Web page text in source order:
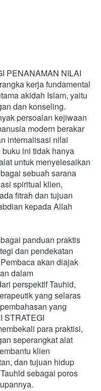
PENANAMAN NILAI
kerja fundamental
akidah Islam, yaitu
dan konseling.
persoalan kejiwaan
modern berakar
internalisasi nilai
ini tidak hanya
untuk menyelesaikan
sebuah sarana
spiritual klien,
fitrah dan tujuan
kepada Allah
panduan praktis
dan pendekatan
akan diajak
dalam
perspektif Tauhid,
yang selaras
yang
STRATEGI
para praktisi,
seperangkat alat
klien
dan tujuan hidup
sebagai poros